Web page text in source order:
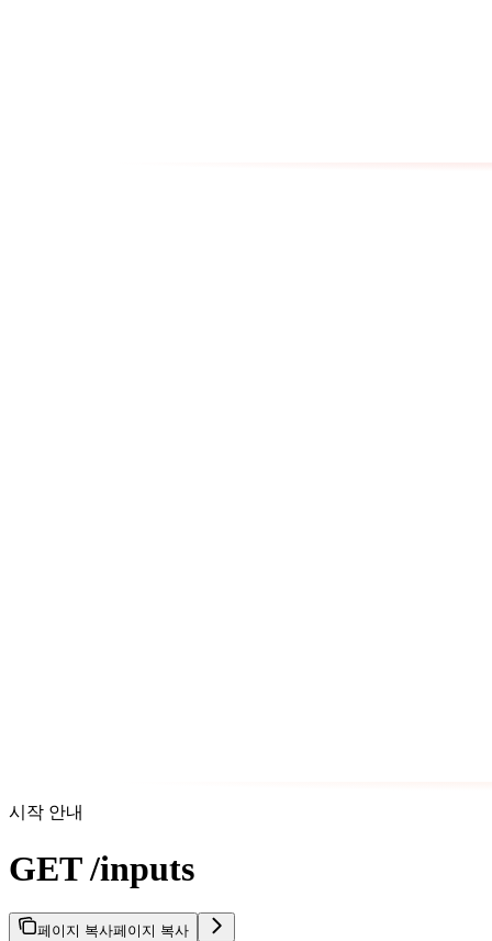
시작 안내
GET /inputs
페이지 복사페이지 복사